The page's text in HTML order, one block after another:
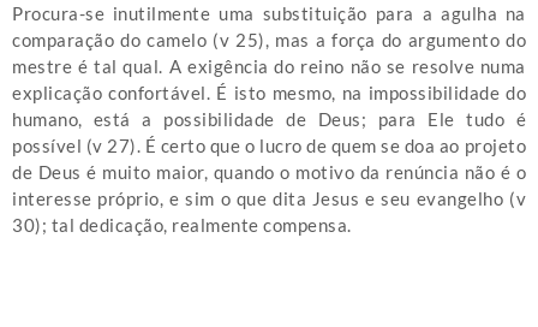
Procura-se inutilmente uma substituição para a agulha na
comparação do camelo (v 25), mas a força do argumento do
mestre é tal qual. A exigência do reino não se resolve numa
explicação confortável. É isto mesmo, na impossibilidade do
humano, está a possibilidade de Deus; para Ele tudo é
possível (v 27). É certo que o lucro de quem se doa ao projeto
de Deus é muito maior, quando o motivo da renúncia não é o
interesse próprio, e sim o que dita Jesus e seu evangelho (v
30); tal dedicação, realmente compensa.